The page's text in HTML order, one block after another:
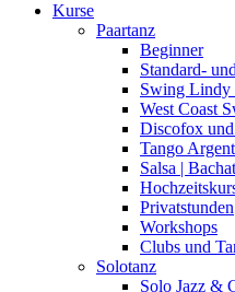
Kurse
Paartanz
Beginner
Standard-
Swing Lindy
West Coast
Discofox
Tango
Salsa |
Privatstunden
Workshops
Clubs und
Solotanz
Solo Jazz &